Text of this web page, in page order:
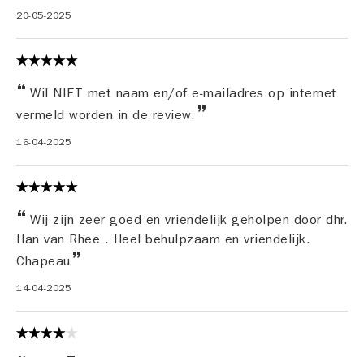
20-05-2025
Wil NIET met naam en/of e-mailadres op internet
vermeld worden in de review.
16-04-2025
Wij zijn zeer goed en vriendelijk geholpen door dhr.
Han van Rhee . Heel behulpzaam en vriendelijk.
Chapeau
14-04-2025